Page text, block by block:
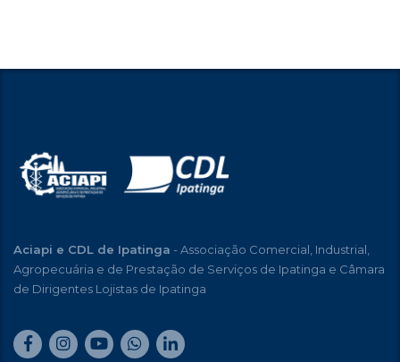
Aciapi e CDL de Ipatinga - Associação Comercial, Industrial,
Agropecuária e de Prestação de Serviços de Ipatinga e Câmara
de Dirigentes Lojistas de Ipatinga